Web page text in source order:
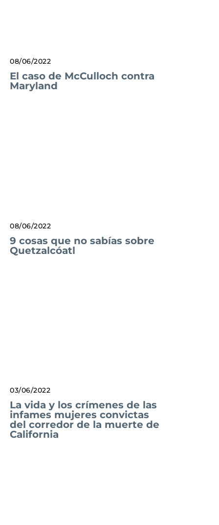
08/06/2022
El caso de McCulloch contra
Maryland
08/06/2022
9 cosas que no sabías sobre
Quetzalcóatl
03/06/2022
La vida y los crímenes de las
infames mujeres convictas
del corredor de la muerte de
California